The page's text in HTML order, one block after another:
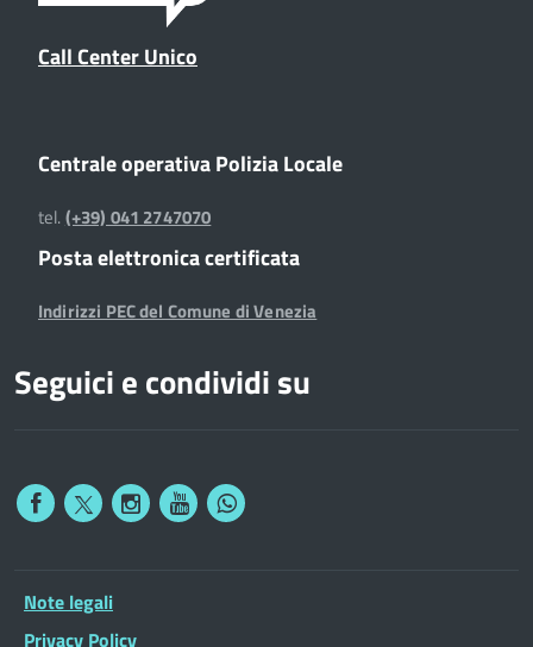
Call Center Unico
Centrale operativa Polizia Locale
tel.(+39) 041 2747070
Posta elettronica certificata
Indirizzi PEC del Comune di Venezia
Seguici e condividi su
Note legali
Privacy Policy